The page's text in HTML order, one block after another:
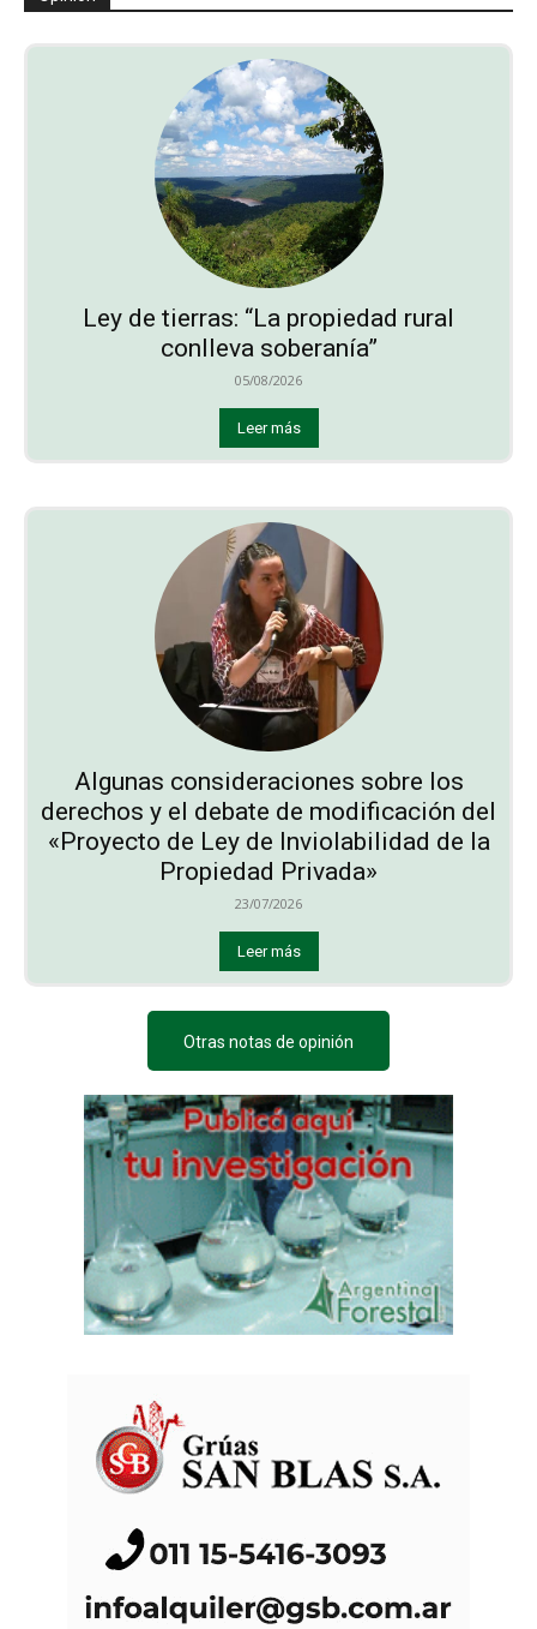
Ley de tierras: “La propiedad rural
conlleva soberanía”
05/08/2026
Leer más
Algunas consideraciones sobre los
derechos y el debate de modificación del
«Proyecto de Ley de Inviolabilidad de la
Propiedad Privada»
23/07/2026
Leer más
Otras notas de opinión